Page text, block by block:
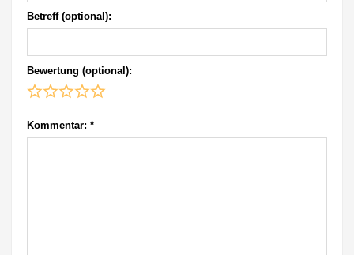
Betreff (optional):
Bewertung (optional):
Kommentar: *